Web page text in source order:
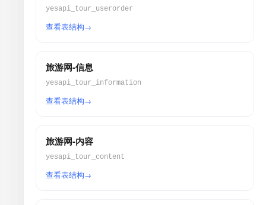
yesapi_tour_userorder
查看表结构
旅游网-信息
yesapi_tour_information
查看表结构
旅游网-内容
yesapi_tour_content
查看表结构